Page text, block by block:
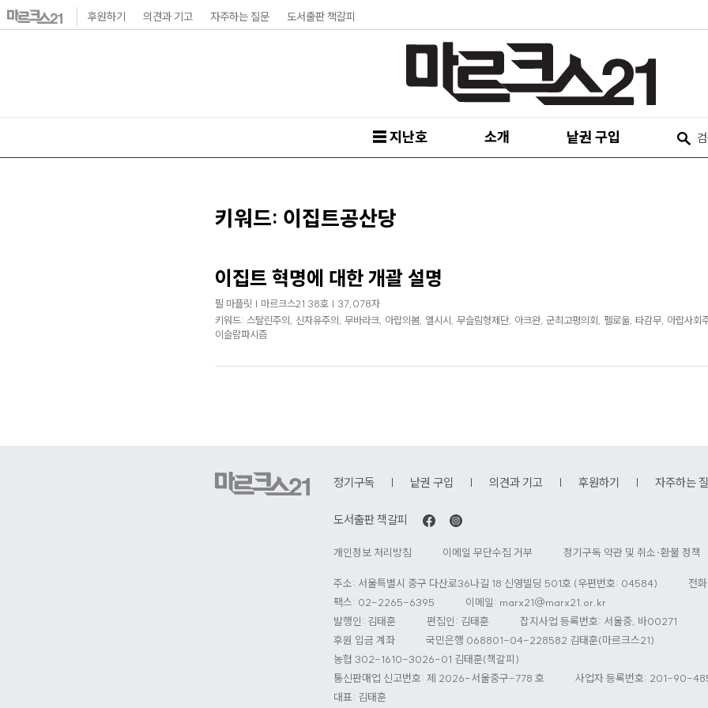
본
메
후원하기 의견과 기고 자주하는 질문 도서출판 책갈피
☰ 지난호 소개 낱권 구입
키워드: 이집트공산당
이집트 혁명에 대한 개괄 설명
필 마플릿 | 마르크스21 38호 | 37,078자
키워드: 스탈린주의, 신자유주의, 무바라크, 아랍의봄, 엘시시, 무슬림형제단, 아크완, 군최고평의회, 펠로울, 타감무, 아랍사회
이슬람파시즘
정기구독 낱권 구입 의견과 기고 후원하기 자주하는
도서출판 책갈피
개인정보 처리방침 이메일 무단수집 거부 정기구독 약관 및 취소·환불 정책
주소: 서울특별시 중구 다산로36나길 18 신영빌딩 501호 (우편번호: 04584) 전
팩스: 02-2265-6395
이메일: marx21@marx21.or.kr
발행인: 김태훈
편집인: 김태훈
잡지사업 등록번호: 서울중, 바00271
후원 입금 계좌
국민은행 068801-04-228582 김태훈(마르크스21)
농협 302-1610-3026-01 김태훈(책갈피)
통신판매업 신고번호: 제 2026-서울중구-778 호
사업자 등록번호: 201-90-
대표: 김태훈